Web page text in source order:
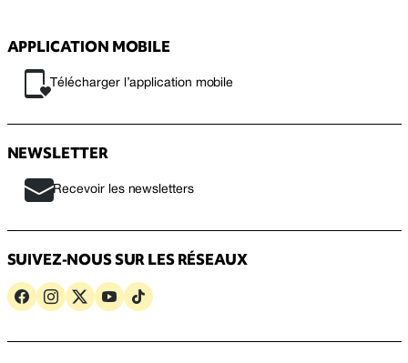
APPLICATION MOBILE
Télécharger l’application mobile
NEWSLETTER
Recevoir les newsletters
SUIVEZ-NOUS SUR LES RÉSEAUX